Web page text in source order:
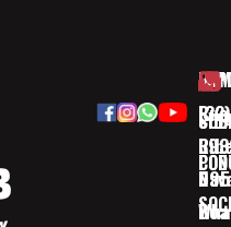
(32)